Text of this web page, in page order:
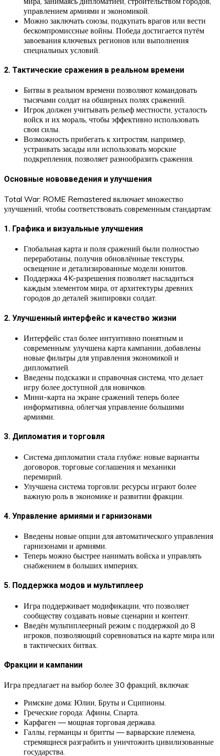
управлением армиями и экономикой.
Можно заключать союзы, подкупать врагов или вести
бескомпромиссные войны. Победа достигается путём
завоевания ключевых регионов или выполнения
специальных условий.
2. Тактические сражения в реальном времени
Битвы в реальном времени позволяют командовать
тысячами солдат на обширных полях сражений.
Игрок должен учитывать рельеф местности, усталость
войск и их мораль, чтобы эффективно использовать
свои силы.
Возможность прибегать к хитростям, например,
устраивать засады или использовать морские
подкрепления, позволяет разнообразить сражения.
Основные нововведения и улучшения
Total War: ROME Remastered включает множество
улучшений, чтобы соответствовать современным стандартам:
1. Графика и визуальные улучшения
Глобальная карта и поля сражений были полностью
переработаны, получив обновлённые текстуры,
освещение и детализированные модели юнитов.
Поддержка 4K-разрешения позволяет насладиться
каждым элементом мира, от архитектуры древних
городов до деталей экипировки солдат.
2. Улучшенный интерфейс и качество жизни
Интерфейс стал более интуитивно понятным и
современным: улучшена карта кампании, добавлены
новые фильтры для управления экономикой и
дипломатией.
Введены подсказки и справочная система, что делает
игру более доступной для новичков.
Мини-карта на экране сражений теперь более
информативна, облегчая управление большими
армиями.
3. Дипломатия и торговля
Система дипломатии стала глубже: новые варианты
договоров, торговые соглашения и механики
перемирий.
Улучшена система торговли: ресурсы играют более
важную роль в экономике и развитии фракции.
4. Управление армиями и гарнизонами
Введены новые опции для автоматического управления
гарнизонами и армиями.
Теперь можно быстрее нанимать войска и управлять
снабжением в больших империях.
5. Поддержка модов и мультиплеер
Игра поддерживает модификации, что позволяет
сообществу создавать новые сценарии и контент.
Введён мультиплеерный режим с поддержкой до 8
игроков, позволяющий соревноваться на карте мира или
в тактических битвах.
Фракции и кампании
Игра предлагает на выбор более 30 фракций, включая:
Римские дома: Юлии, Бруты и Сципионы.
Греческие города: Афины, Спарта.
Карфаген — мощная торговая держава.
Галлы, германцы и бритты — варварские племена,
стремящиеся разграбить и уничтожить цивилизованные
государства.